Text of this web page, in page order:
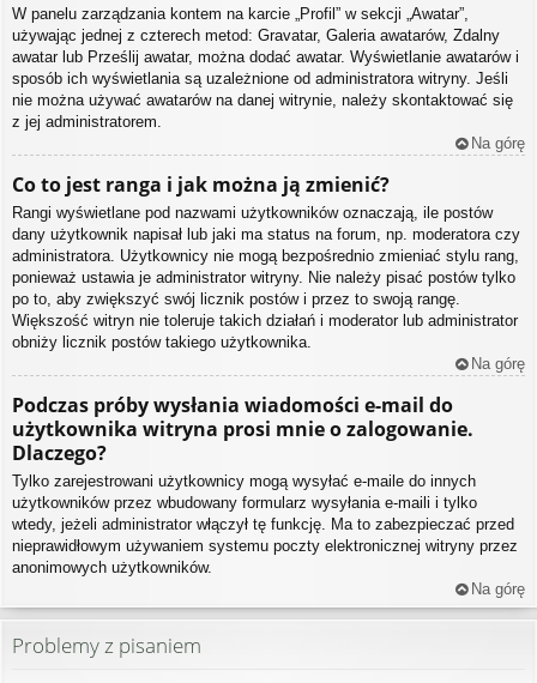
W panelu zarządzania kontem na karcie „Profil” w sekcji „Awatar”,
używając jednej z czterech metod: Gravatar, Galeria awatarów, Zdalny
awatar lub Prześlij awatar, można dodać awatar. Wyświetlanie awatarów i
sposób ich wyświetlania są uzależnione od administratora witryny. Jeśli
nie można używać awatarów na danej witrynie, należy skontaktować się
z jej administratorem.
Na górę
Co to jest ranga i jak można ją zmienić?
Rangi wyświetlane pod nazwami użytkowników oznaczają, ile postów
dany użytkownik napisał lub jaki ma status na forum, np. moderatora czy
administratora. Użytkownicy nie mogą bezpośrednio zmieniać stylu rang,
ponieważ ustawia je administrator witryny. Nie należy pisać postów tylko
po to, aby zwiększyć swój licznik postów i przez to swoją rangę.
Większość witryn nie toleruje takich działań i moderator lub administrator
obniży licznik postów takiego użytkownika.
Na górę
Podczas próby wysłania wiadomości e-mail do
użytkownika witryna prosi mnie o zalogowanie.
Dlaczego?
Tylko zarejestrowani użytkownicy mogą wysyłać e-maile do innych
użytkowników przez wbudowany formularz wysyłania e-maili i tylko
wtedy, jeżeli administrator włączył tę funkcję. Ma to zabezpieczać przed
nieprawidłowym używaniem systemu poczty elektronicznej witryny przez
anonimowych użytkowników.
Na górę
Problemy z pisaniem